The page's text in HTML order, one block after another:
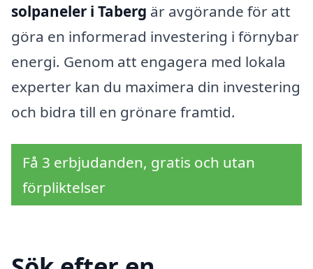
solpaneler i Taberg är avgörande för att
göra en informerad investering i förnybar
energi. Genom att engagera med lokala
experter kan du maximera din investering
och bidra till en grönare framtid.
Få 3 erbjudanden, gratis och utan
förpliktelser